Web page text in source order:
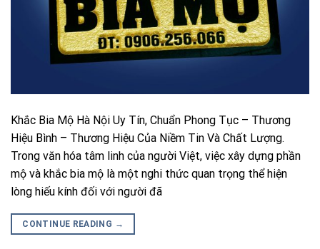
Khắc Bia Mộ Hà Nội Uy Tín, Chuẩn Phong Tục – Thương
Hiệu Bình – Thương Hiệu Của Niềm Tin Và Chất Lượng.
Trong văn hóa tâm linh của người Việt, việc xây dựng phần
mộ và khắc bia mộ là một nghi thức quan trọng thể hiện
lòng hiếu kính đối với người đã
CONTINUE READING →